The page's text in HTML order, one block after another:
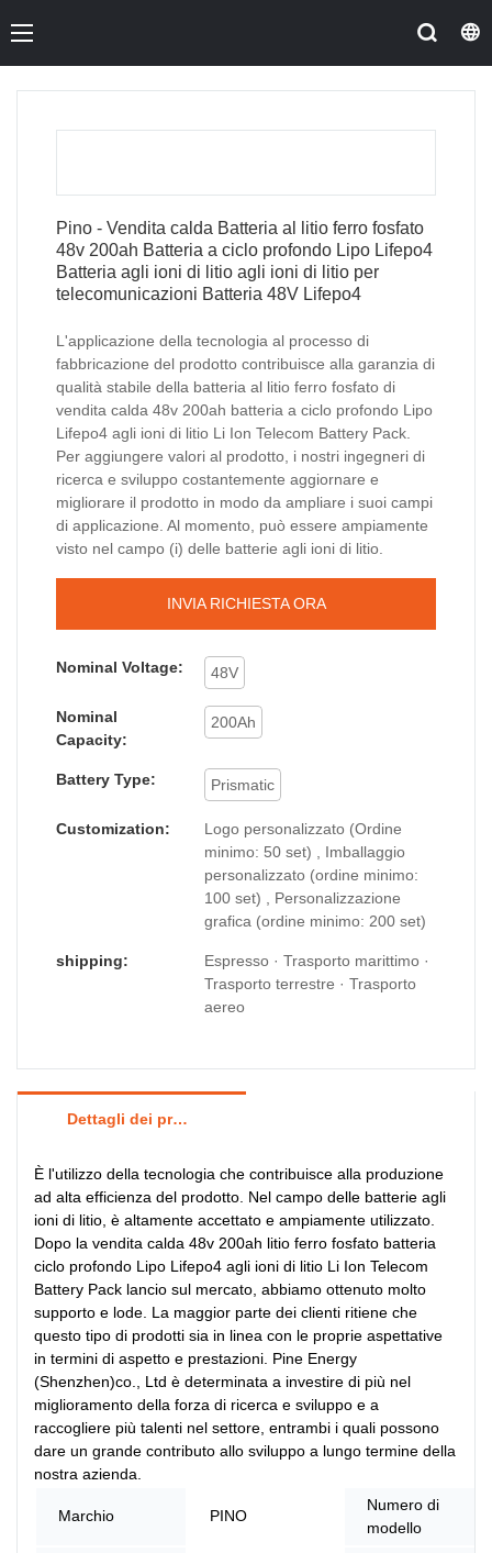
Pino - Vendita calda Batteria al litio ferro fosfato
48v 200ah Batteria a ciclo profondo Lipo Lifepo4
Batteria agli ioni di litio agli ioni di litio per
telecomunicazioni Batteria 48V Lifepo4
L'applicazione della tecnologia al processo di
fabbricazione del prodotto contribuisce alla garanzia di
qualità stabile della batteria al litio ferro fosfato di
vendita calda 48v 200ah batteria a ciclo profondo Lipo
Lifepo4 agli ioni di litio Li Ion Telecom Battery Pack.
Per aggiungere valori al prodotto, i nostri ingegneri di
ricerca e sviluppo costantemente aggiornare e
migliorare il prodotto in modo da ampliare i suoi campi
di applicazione. Al momento, può essere ampiamente
visto nel campo (i) delle batterie agli ioni di litio.
INVIA RICHIESTA ORA
Nominal Voltage: 48V
Nominal
Capacity:
200Ah
Battery Type: Prismatic
Customization:
Logo personalizzato (Ordine
minimo: 50 set) , Imballaggio
personalizzato (ordine minimo:
100 set) , Personalizzazione
grafica (ordine minimo: 200 set)
shipping:
Espresso · Trasporto marittimo ·
Trasporto terrestre · Trasporto
aereo
Dettagli dei prodotti
È l'utilizzo della tecnologia che contribuisce alla produzione
ad alta efficienza del prodotto. Nel campo delle batterie agli
ioni di litio, è altamente accettato e ampiamente utilizzato.
Dopo la vendita calda 48v 200ah litio ferro fosfato batteria
ciclo profondo Lipo Lifepo4 agli ioni di litio Li Ion Telecom
Battery Pack lancio sul mercato, abbiamo ottenuto molto
supporto e lode. La maggior parte dei clienti ritiene che
questo tipo di prodotti sia in linea con le proprie aspettative
in termini di aspetto e prestazioni. Pine Energy
(Shenzhen)co., Ltd è determinata a investire di più nel
miglioramento della forza di ricerca e sviluppo e a
raccogliere più talenti nel settore, entrambi i quali possono
dare un grande contributo allo sviluppo a lungo termine della
nostra azienda.
Marchio PINO
Numero di
modello